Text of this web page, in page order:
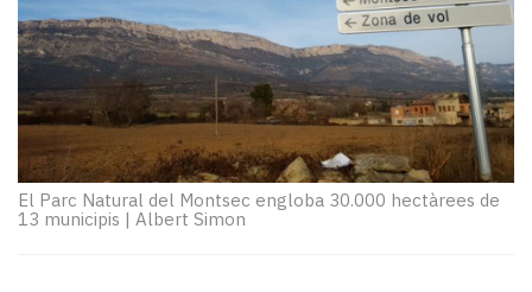
Reportatges
Entrevistes
Enquestes
A
escena!
Dis
la
teva!
Subscriptors
El Parc Natural del Montsec engloba 30.000 hectàrees de
13 municipis | Albert Simon